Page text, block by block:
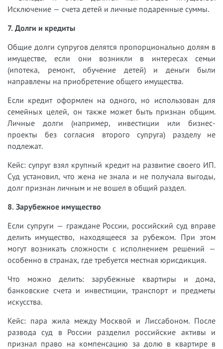
Исключение — счета детей и личные подаренные суммы.
7. Долги и кредиты
Общие долги супругов делятся пропорционально долям в
имуществе, если они возникли в интересах семьи
(ипотека, ремонт, обучение детей) и деньги были
направлены на приобретение общего имущества.
Если кредит оформлен на одного, но использован для
семейных целей, он также может быть признан общим.
Личные долги (например, инвестиции или бизнес-
проекты без согласия второго супруга) разделу не
подлежат.
Кейс: супруг взял крупный кредит на развитие своего ИП.
Суд установил, что жена не знала и не получала выгоды,
долг признан личным и не вошел в общий раздел.
8. Зарубежное имущество
Если супруги — граждане России, российский суд вправе
делить имущество, находящееся за рубежом. При этом
могут возникать сложности с исполнением решений —
особенно в странах, где требуется местная юрисдикция.
Что можно делить: зарубежные квартиры и дома,
банковские счета и инвестиции, транспорт и предметы
искусства.
Кейс: пара жила между Москвой и Лиссабоном. После
развода суд в России разделил российские активы и
признал право на компенсацию за долю в квартире в